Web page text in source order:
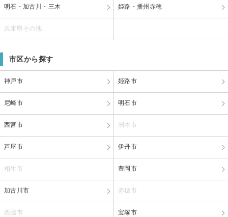
明石・加古川・三木 姫路・播州赤穂
兵庫県その他
市区から探す
神戸市 姫路市
尼崎市 明石市
西宮市 洲本市
芦屋市 伊丹市
相生市 豊岡市
加古川市 赤穂市
西脇市 宝塚市